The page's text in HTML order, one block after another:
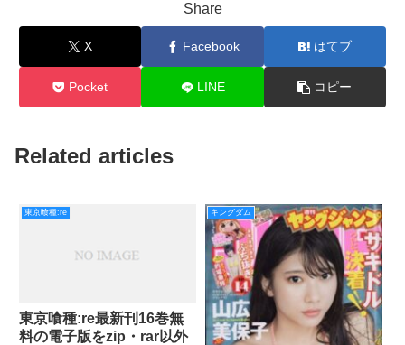
Share
X Facebook はてブ
Pocket LINE コピー
Related articles
東京喰種:re
東京喰種:re最新刊16巻無
料の電子版をzip・rar以外
キングダム